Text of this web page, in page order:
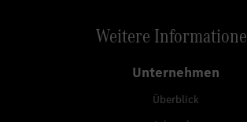
Weitere
Unternehmen
Überblick